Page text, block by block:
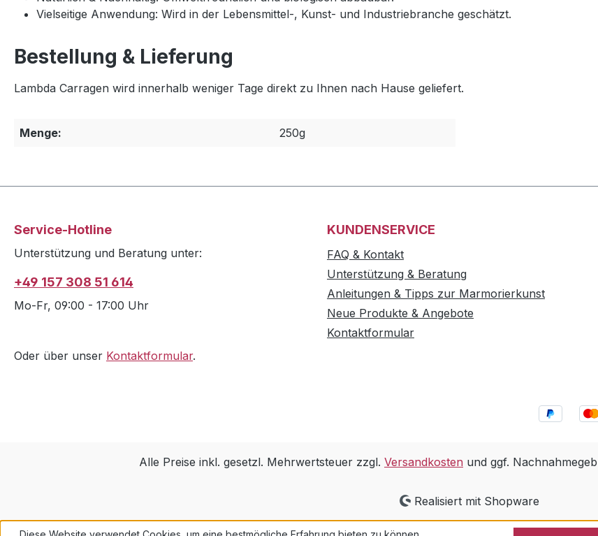
Vielseitige Anwendung: Wird in der Lebensmittel-, Kunst- und Industriebranche geschätzt.
Bestellung & Lieferung
Lambda Carragen wird innerhalb weniger Tage direkt zu Ihnen nach Hause geliefert.
Menge: 250g
Service-Hotline
Unterstützung und Beratung unter:
+49 157 308 51 614
Mo-Fr, 09:00 - 17:00 Uhr
Oder über unser Kontaktformular.
KUNDENSERVICE
FAQ & Kontakt
Unterstützung & Beratung
Anleitungen & Tipps zur Marmorierkunst
Neue Produkte & Angebote
Kontaktformular
Alle Preise inkl. gesetzl. Mehrwertsteuer zzgl. Versandkosten und ggf.
Realisiert mit Shopware